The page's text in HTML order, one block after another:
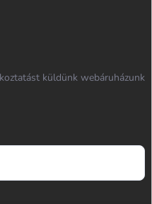
küldünk webáruházunk